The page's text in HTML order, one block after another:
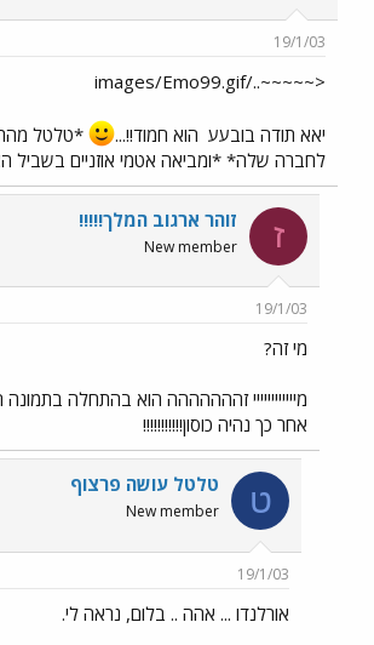
19/1/03
<~~~~~../images/Emo99.gif
יאא תודה בובעע הוא חמוד!!...
*טלטל
לחברה שלה* *ומביאה אטמי אוזניים בשביל
ז זוהר ארגוב המלך!!!!!
New member
19/1/03
מי זה?
מיייייייייייי זההההההה הוא בהתחלה
אחר כך נהיה כוסון!!!!!!!!!!!
ט טלטל עושה פרצוף
New member
19/1/03
אורלנדו ... אהה .. בלום, נראה לי.